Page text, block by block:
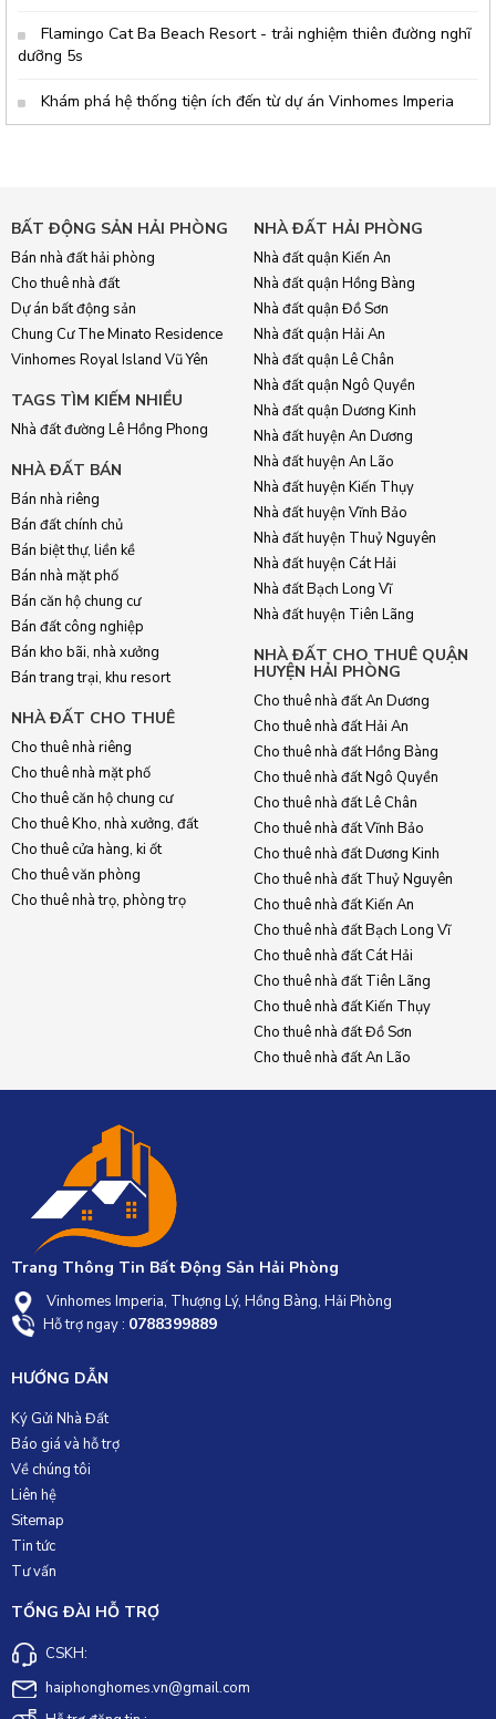
Flamingo Cat Ba Beach Resort - trải nghiệm thiên đường nghĩ
dưỡng 5s
Khám phá hệ thống tiện ích đến từ dự án Vinhomes Imperia
BẤT ĐỘNG SẢN HẢI PHÒNG
Bán nhà đất hải phòng
Cho thuê nhà đất
Dự án bất động sản
Chung Cư The Minato Residence
Vinhomes Royal Island Vũ Yên
TAGS TÌM KIẾM NHIỀU
Nhà đất đường Lê Hồng Phong
NHÀ ĐẤT BÁN
Bán nhà riêng
Bán đất chính chủ
Bán biệt thự, liền kề
Bán nhà mặt phố
Bán căn hộ chung cư
Bán đất công nghiệp
Bán kho bãi, nhà xưởng
Bán trang trại, khu resort
NHÀ ĐẤT CHO THUÊ
Cho thuê nhà riêng
Cho thuê nhà mặt phố
Cho thuê căn hộ chung cư
Cho thuê Kho, nhà xưởng, đất
Cho thuê cửa hàng, ki ốt
Cho thuê văn phòng
Cho thuê nhà trọ, phòng trọ
NHÀ ĐẤT HẢI PHÒNG
Nhà đất quận Kiến An
Nhà đất quận Hồng Bàng
Nhà đất quận Đồ Sơn
Nhà đất quận Hải An
Nhà đất quận Lê Chân
Nhà đất quận Ngô Quyền
Nhà đất quận Dương Kinh
Nhà đất huyện An Dương
Nhà đất huyện An Lão
Nhà đất huyện Kiến Thụy
Nhà đất huyện Vĩnh Bảo
Nhà đất huyện Thuỷ Nguyên
Nhà đất huyện Cát Hải
Nhà đất Bạch Long Vĩ
Nhà đất huyện Tiên Lãng
NHÀ ĐẤT CHO THUÊ QUẬN
HUYỆN HẢI PHÒNG
Cho thuê nhà đất An Dương
Cho thuê nhà đất Hải An
Cho thuê nhà đất Hồng Bàng
Cho thuê nhà đất Ngô Quyền
Cho thuê nhà đất Lê Chân
Cho thuê nhà đất Vĩnh Bảo
Cho thuê nhà đất Dương Kinh
Cho thuê nhà đất Thuỷ Nguyên
Cho thuê nhà đất Kiến An
Cho thuê nhà đất Bạch Long Vĩ
Cho thuê nhà đất Cát Hải
Cho thuê nhà đất Tiên Lãng
Cho thuê nhà đất Kiến Thụy
Cho thuê nhà đất Đồ Sơn
Cho thuê nhà đất An Lão
Trang Thông Tin Bất Động Sản Hải Phòng
Vinhomes Imperia, Thượng Lý, Hồng Bàng, Hải Phòng
Hỗ trợ ngay : 0788399889
HƯỚNG DẪN
Ký Gửi Nhà Đất
Báo giá và hỗ trợ
Về chúng tôi
Liên hệ
Sitemap
Tin tức
Tư vấn
TỔNG ĐÀI HỖ TRỢ
CSKH:
haiphonghomes.vn@gmail.com